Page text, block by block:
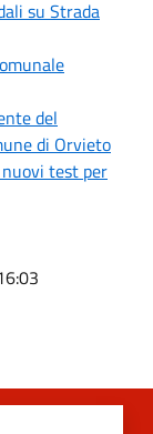
su Strada
del
di Orvieto
test per